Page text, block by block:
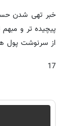
پیچیده تر و
از سرنوشت پول
17